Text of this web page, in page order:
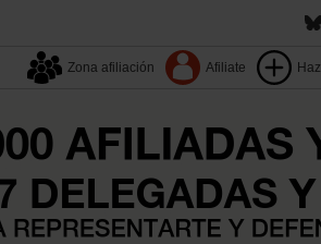
Zona afiliación Afiliate